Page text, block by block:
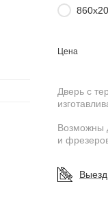
Цена
Дверь с
Возможны
и